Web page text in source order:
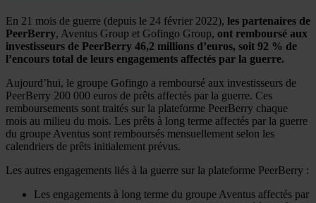
En 21 mois de guerre (depuis le 24 février 2022), les partenaires de
PeerBerry, Aventus Group et Gofingo Group, ont remboursé aux
investisseurs de PeerBerry 46,2 millions d’euros, soit 92 % de
l’encours total de leurs engagements affectés par la guerre.
Aujourd’hui, le groupe Gofingo a remboursé aux investisseurs de
PeerBerry 200 000 euros de prêts affectés par la guerre. Ces
remboursements sont traités sur la plateforme PeerBerry chaque
mois au milieu du mois. Les prêts à long terme affectés par la guerre
du groupe Aventus sont remboursés mensuellement selon les
calendriers de prêts initialement prévus.
Les autres engagements liés à la guerre sur la plateforme PeerBerry :
Les engagements à long terme du groupe Aventus affectés par